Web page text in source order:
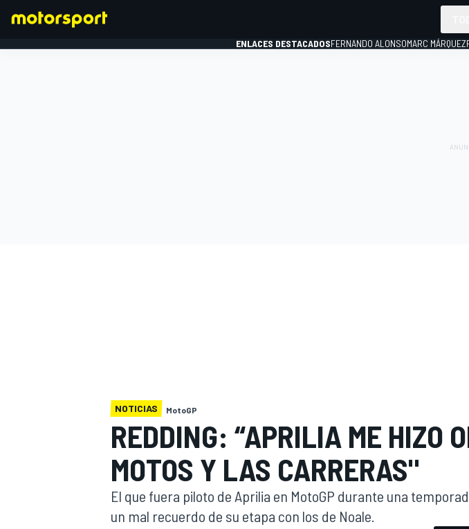
ENLACES DESTACADOSFERNANDO ALONSOMARC MÁRQUEZ
NOTICIAS MotoGP
REDDING: “APRILIA ME HIZO
MOTOS Y LAS CARRERAS"
El que fuera piloto de Aprilia en MotoGP durante una
un mal recuerdo de su etapa con los de Noale.